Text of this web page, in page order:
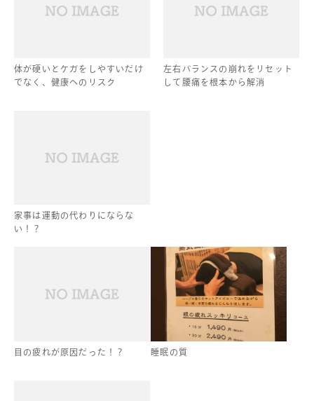
体が硬いとケガをしやすいだけ
でなく、健康へのリスク
左右バランスの崩れをリセット
して腰痛を根本から解消
家事は運動の代わりにならな
い！？
目の疲れが原因だった！？ 睡眠の質